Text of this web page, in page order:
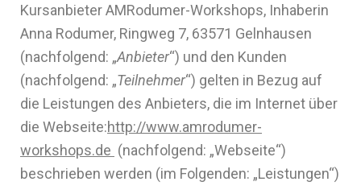
Kursanbieter AMRodumer-Workshops, Inhaberin
Anna Rodumer, Ringweg 7, 63571 Gelnhausen
(nachfolgend: „Anbieter“) und den Kunden
(nachfolgend: „Teilnehmer“) gelten in Bezug auf
die Leistungen des Anbieters, die im Internet über
die Webseite:http://www.amrodumer-
workshops.de (nachfolgend: „Webseite“)
beschrieben werden (im Folgenden: „Leistungen“)